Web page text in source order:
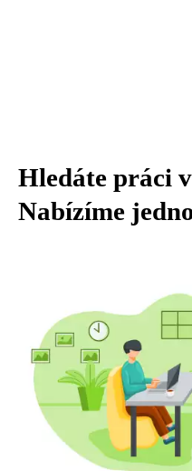
Hledáte práci
Nabízíme